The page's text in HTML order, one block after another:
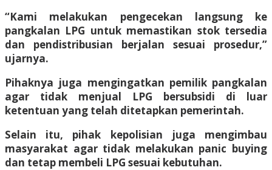
“Kami melakukan pengecekan langsung ke
pangkalan LPG untuk memastikan stok tersedia
dan pendistribusian berjalan sesuai prosedur,”
ujarnya.
Pihaknya juga mengingatkan pemilik pangkalan
agar tidak menjual LPG bersubsidi di luar
ketentuan yang telah ditetapkan pemerintah.
Selain itu, pihak kepolisian juga mengimbau
masyarakat agar tidak melakukan panic buying
dan tetap membeli LPG sesuai kebutuhan.